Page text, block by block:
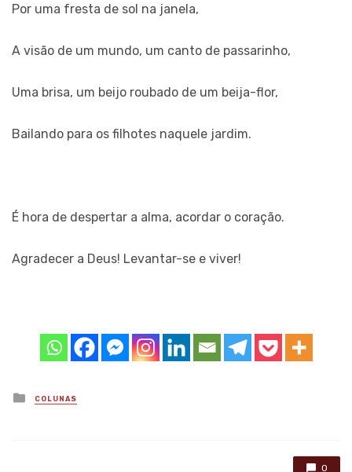
Por uma fresta de sol na janela,
A visão de um mundo, um canto de passarinho,
Uma brisa, um beijo roubado de um beija-flor,
Bailando para os filhotes naquele jardim.
É hora de despertar a alma, acordar o coração.
Agradecer a Deus! Levantar-se e viver!
Posted
in
COLUNAS
0